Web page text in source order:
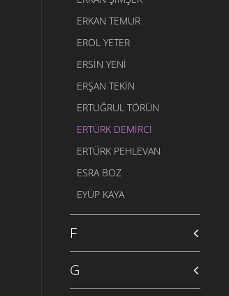
ERKAN TEMUR
EROL YETER
ERSIN YENI
ERŞAN TEKIN
ERTUĞRUL TÖRÜN
ERTÜRK DEMIRCI
ERTÜRK PEHLEVAN
ESRA BOZ
EYÜP KAYA
F
G